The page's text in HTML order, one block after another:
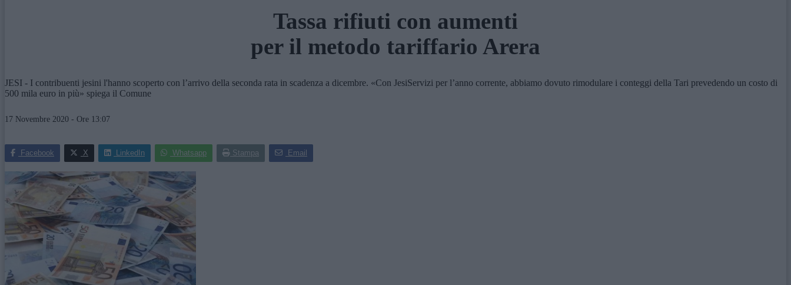
Tassa rifiuti con aumenti
per il metodo tariffario Arera
JESI - I contribuenti jesini l'hanno scoperto con l’arrivo della seconda rata in scadenza a dicembre. «Con JesiServizi per l’anno corrente, abbiamo dovuto rimodulare i conteggi della Tari prevedendo un costo di
500 mila euro in più» spiega il Comune
17 Novembre 2020 - Ore 13:07
Facebook X LinkedIn Whatsapp Stampa Email